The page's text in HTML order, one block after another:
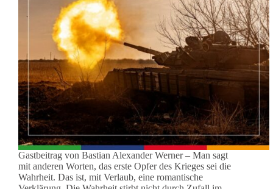
Gastbeitrag von Bastian Alexander Werner – Man sagt
mit anderen Worten, das erste Opfer des Krieges sei die
Wahrheit. Das ist, mit Verlaub, eine romantische